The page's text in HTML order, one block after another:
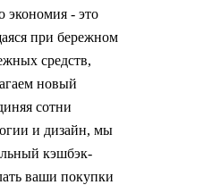
экономия - это
при бережном
средств,
новый
сотни
и дизайн, мы
кэшбэк-
ваши покупки